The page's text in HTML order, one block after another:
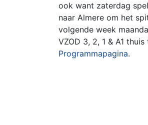
ook want zaterdag
naar Almere om het
volgende week
VZOD 3, 2, 1 & A1
Programmapagina.